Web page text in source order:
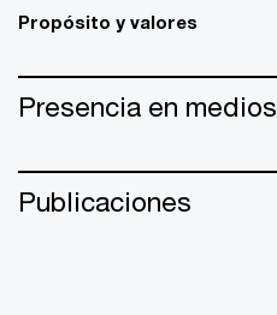
Propósito y valores
Presencia en medios
Publicaciones